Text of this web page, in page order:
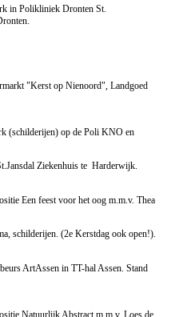
in Polikliniek Dronten St.
"Kerst op Nienoord", Landgoed
(schilderijen) op de Poli KNO en
Ziekenhuis te Harderwijk.
Een feest voor het oog m.m.v. Thea
schilderijen. (2e Kerstdag ook open!).
ArtAssen in TT-hal Assen. Stand